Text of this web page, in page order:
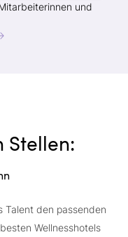
und
Stellen:
Talent den passenden
Wellnesshotels